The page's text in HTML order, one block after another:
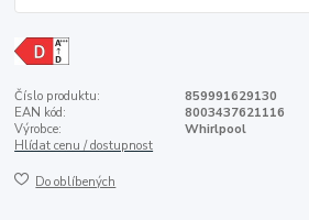
Číslo produktu:
859991629130
EAN kód:
8003437621116
Výrobce:
Whirlpool
Hlídat cenu / dostupnost
Do oblíbených